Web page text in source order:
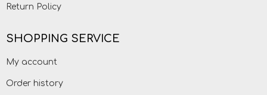
Return Policy
SHOPPING SERVICE
My account
Order history